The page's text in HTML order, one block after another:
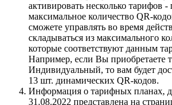
активировать несколько тарифов -
максимальное количество QR-
сможете управлять во время
складываться из максимального
которые соответствуют данным
Например, если Вы приобретаете
Индивидуальный, то вам будет
13 шт. динамических QR-кодов.
Информация о тарифных планах,
31.08.2022 представлена на